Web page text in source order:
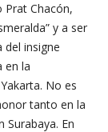
Chacón,
y a ser
insigne
en la
No es
tanto en la
En